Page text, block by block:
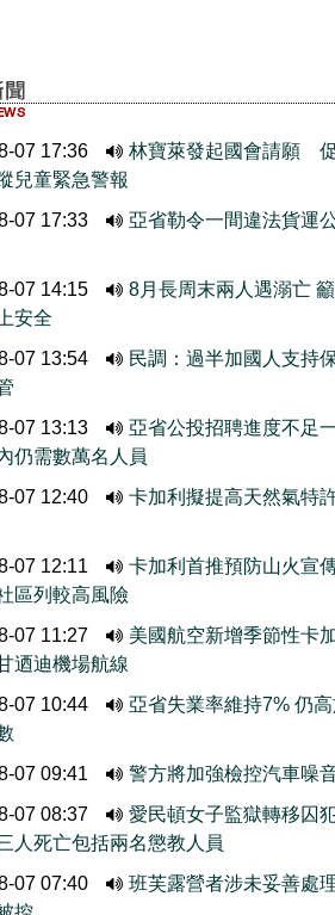
07 17:36
林寶萊發起國會請願
兒童緊急警報
07 17:33
亞省勒令一間違法貨運
07 14:15
8月長周末兩人遇溺亡
安全
07 13:54
民調：過半加國人支持
07 13:13
亞省公投招聘進度不
仍需數萬名人員
07 12:40
卡加利擬提高天然氣特
07 12:11
卡加利首推預防山火宣
區列較高風險
07 11:27
美國航空新增季節性卡
迺迪機場航線
07 10:44
亞省失業率維持7% 仍
07 09:41
警方將加強檢控汽車噪
07 08:37
愛民頓女子監獄轉移囚
死亡包括兩名懲教人員
07 07:40
班芙露營者涉未妥善處